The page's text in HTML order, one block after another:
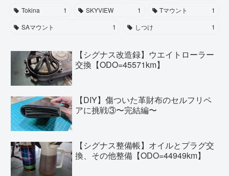
Tokina
1 SKYVIEW 1 Tマウント
1
SAマウント
1 しつけ 1
【シグナス改造録】ウエイトローラー
交換【ODO=45571km】
【DIY】傷ついた革財布のセルフリペ
アに挑戦③〜完結編〜
【シグナス整備帳】オイルとプラグ交
換、その他整備【ODO=44949km】